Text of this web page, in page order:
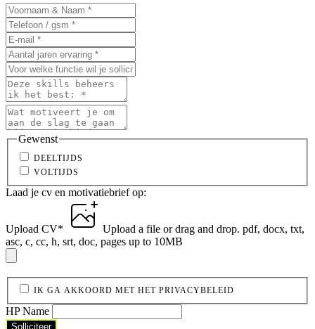
Gewenst
DEELTIJDS
VOLTIJDS
Laad je cv en motivatiebrief op:
Upload CV* Upload a file or drag and drop. pdf, docx, txt,
asc, c, cc, h, srt, doc, pages up to 10MB
IK GA AKKOORD MET HET PRIVACYBELEID
HP Name
Solliciteer